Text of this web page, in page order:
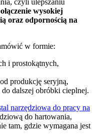
wysokiej
oraz odpornością na
w formie:
i prostokątnych,
produkcję seryjną,
dalszej obróbki cieplnej.
narzędziowa do pracy na
do hartowania,
tam, gdzie wymagana jest